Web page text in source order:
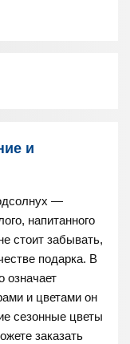
и
—
напитанного
стоит забывать,
подарка. В
означает
и цветами он
сезонные цветы
заказать